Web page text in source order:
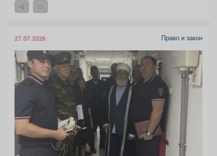
27.07.2026 Право и закон